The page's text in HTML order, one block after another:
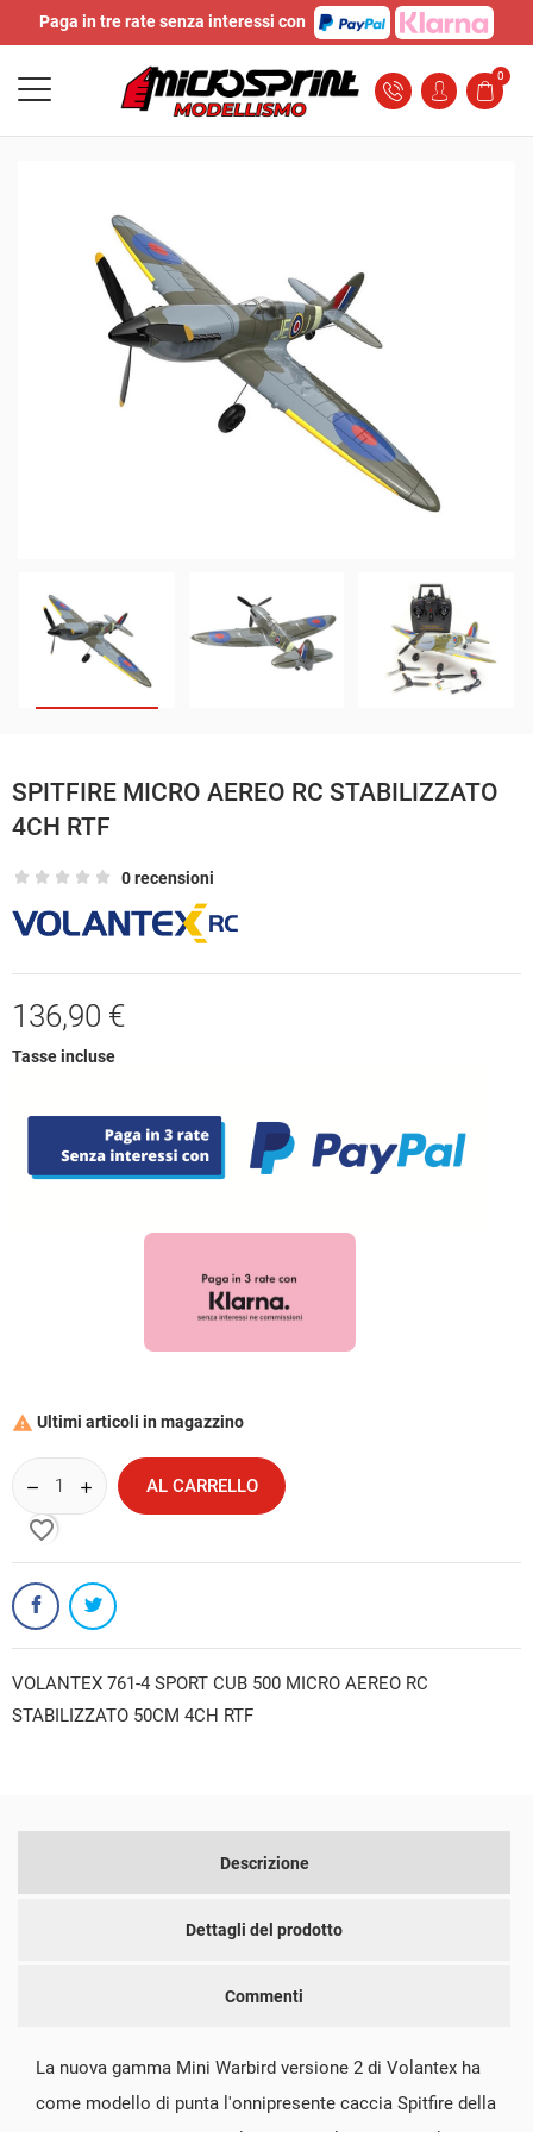
Paga in tre rate senza interessi con
0
SPITFIRE MICRO AEREO RC STABILIZZATO
4CH RTF
0 recensioni
136,90 €
Tasse incluse
 Ultimi articoli in magazzino
AL CARRELLO
favorite_border
VOLANTEX 761-4 SPORT CUB 500 MICRO AEREO RC
STABILIZZATO 50CM 4CH RTF
Descrizione
Dettagli del prodotto
Commenti
La nuova gamma Mini Warbird versione 2 di Volantex ha
come modello di punta l'onnipresente caccia Spitfire della